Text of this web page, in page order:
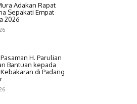
Adakan Rapat
Sepakati Empat
2026
H. Parulian
Bantuan kepada
di Padang